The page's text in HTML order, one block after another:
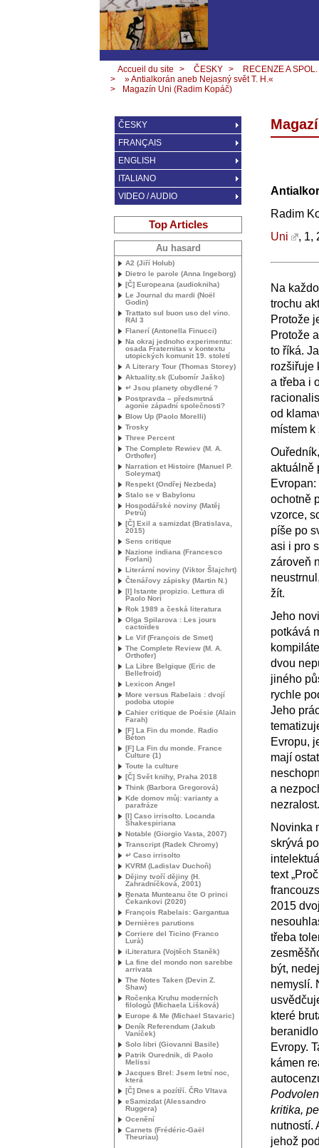
Accueil du site > ČESKY >
RECENZE A SPOL.
>
» Antialkorán aneb Nejasný svět T. H.«
>
Magazín Uni (Radim Kopáč)
Radim
Uni
, 1,
Na
trochu
Protože
Protože
to říká.
rozšiřuje
a třeba i
od
místem k
aktuálně
ochotně
vzorce,
píše po
asi i pro
zároveň
žít.
Jeho
potkává
dvou
jiného
rychle
Jeho
Evropu,
mají
a
nezralost.
Novinka
skrývá
text
2015
třeba
být,
nemyslí.
které
Evropy.
kámen
kritika,
nutností.
jehož
ČESKY
FRANÇAIS
ENGLISH
ITALIANO
VIDEO / AUDIO
Top Articles
Au hasard
A2 (Jiří Holub)
Dietro le parole (Anna Ingeborg)
[Č] Europeana (audiokniha)
Le Journal du mardi (Noël
Godin)
Trattato sul buon uso del vino.
RAI 3
Flanerí (Antonella Finucci)
Na okraj jednoho experimentu:
osada Fraternitas v kontextu
utopických komunit 19. století
A Literary Tour (Thomas Storey)
Aktuality.sk (Ľubomír Jaško)
↵ Jsou planety obydlené ?
Postpravda – předsmrtná
agonie západní společnosti?
Blow Up (Paolo Morelli)
Trosky
Three Percent
The Complete Rewiev (M. A.
Orthofer)
Narration et Histoire (Manuel P.
Soleymat)
Respekt (Ondřej Nezbeda)
Stalo se v Babylonu
Hospodářské noviny (Matěj
Petrů)
[Č] Exil a samizdat (Bratislava,
2015)
Sens critique
Nazione indiana (Francesco
Forlani)
Literární noviny (Viktor Šlajchrt)
Čtenářovy zápisky (Martin N.)
[I] Istante propizio. Lettura di
Paolo Nori
Rok 1989 a česká literatura
Olga Spilarova : Les jours
cactoïdes
Le Vif (François de Smet)
The Complete Review (M. A.
Orthofer)
La Libre Belgique (Eric de
Bellefroid)
Lexicon Angel
More versus Rabelais : dvojí
podoba utopie
Cahier critique de Poésie (Alain
Farah)
[F] La Fin du monde. Radio
Béton
[F] La Fin du monde. France
Culture (1)
Toute la culture
[Č] Svět knihy, Praha 2018
Think (Barbora Gregorová)
Kde domov můj: varianty a
parafráze
[I] Caso irrisolto. Locanda
Shakespiriana
Notable (Giorgio Vasta, 2007)
Transcript (Radek Chromy)
↵ Caso irrisolto
KVRM (Ladislav Duchoň)
Dějiny tvoří dějiny (H.
Zahradníčková, 2001)
Renata Munteanu čte O princi
Čekankovi (2020)
François Rabelais: Gargantua
Dernières parutions
Corriere del Ticino (Franco
Lurà)
iLiteratura (Vojtěch Staněk)
La fine del mondo non sarebbe
arrivata
The Notes Taken (Devin Z.
Shaw)
Ročenka Kruhu moderních
filologů (Michaela Lišková)
Europe & Me (Michael Stavaric)
Deník Referendum (Jakub
Vaníček)
Solo libri (Giovanni Basile)
Patrik Ourednik, di Paolo
Melissi
Jacques Brel: Jsem letní noc,
která
[Č] Dnes a pozítří. ČRo Vltava
eSamizdat (Alessandro
Ruggera)
Ocenění
Carnets (Frédéric-Gaël
Theuriau)